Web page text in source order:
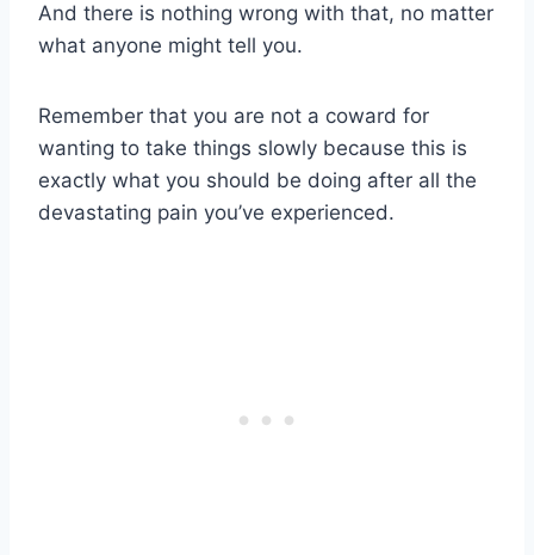
And there is nothing wrong with that, no matter
what anyone might tell you.
Remember that you are not a coward for
wanting to take things slowly because this is
exactly what you should be doing after all the
devastating pain you’ve experienced.